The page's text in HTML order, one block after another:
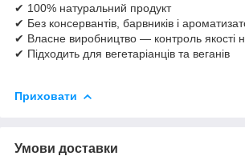
✔ 100% натуральний продукт
✔ Без консервантів, барвників і
✔ Власне виробництво — контроль якості
✔ Підходить для вегетаріанців та веганів
Приховати
Умови доставки